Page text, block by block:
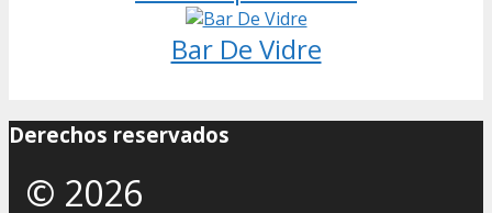
Bar De Vidre
Derechos reservados
© 2026